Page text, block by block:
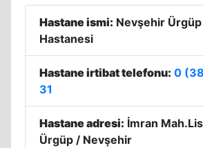
Hastane ismi: Nevşehir
Hastanesi
Hastane irtibat telefonu: 0
31
Hastane adresi: İmran
Ürgüp / Nevşehir